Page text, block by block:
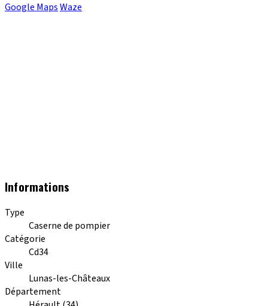
Google MapsWaze
Informations
Type
Caserne de pompier
Catégorie
Cd34
Ville
Lunas-les-Châteaux
Département